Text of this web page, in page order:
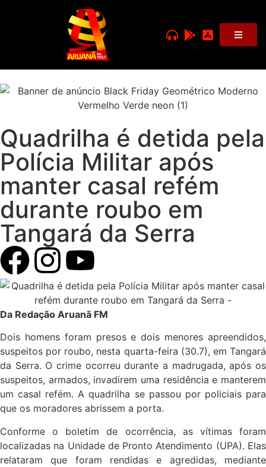
Quadrilha é detida pela
Polícia Militar após
manter casal refém
durante roubo em
Tangará da Serra
Da Redação Aruanã FM
Dois homens foram presos e dois menores apreendidos,
suspeitos por roubo, nesta quarta-feira (30.7), em Tangará
da Serra. O crime ocorreu durante a madrugada, após os
suspeitos, armados, invadirem uma residência e manterem
um casal refém. A quadrilha se passou por policiais para
que os moradores abrissem a porta.
Conforme o boletim de ocorrência, as vítimas foram
localizadas na Unidade de Pronto Atendimento (UPA). Elas
relataram que foram rendidas e agredidas, mediante